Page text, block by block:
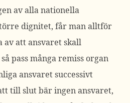
av alla nationella
dignitet, får man alltför
av att ansvaret skall
pass många remiss organ
ansvaret successivt
till slut bär ingen ansvaret,